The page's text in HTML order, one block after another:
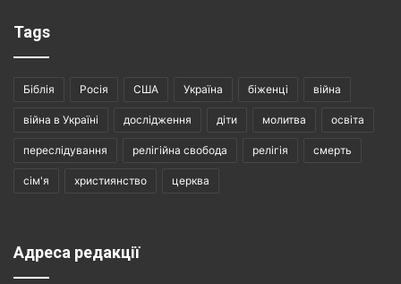
Tags
Біблія Росія США Україна біженці війна
війна в Україні дослідження діти молитва освіта
переслідування релігійна свобода релігія смерть
сім'я християнство церква
Адреса редакції